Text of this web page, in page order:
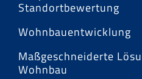
Standortbewertung
Wohnbauentwicklung
Maßgeschneiderte
Wohnbau